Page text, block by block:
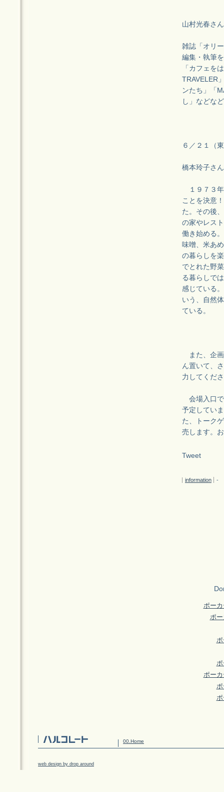
山村光春さ
雑誌「オリ
編集・執筆
「カフェを
TRAVELER
ンたち」「
し」などな
６／２１（
橋本玲子さん
１９７３年
ことを決意
た。その後
の家やレス
働き始める
味噌、米あ
の暮らしを
でとれた野
る暮らしで
感じている
いう、自然
ている。
また、企画
ん置いて、
力してくだ
会場入口で
予定してい
た、トーク
売します。
Tweet
information -
ポー
ポ
ポー
00.Home
web design by drop around